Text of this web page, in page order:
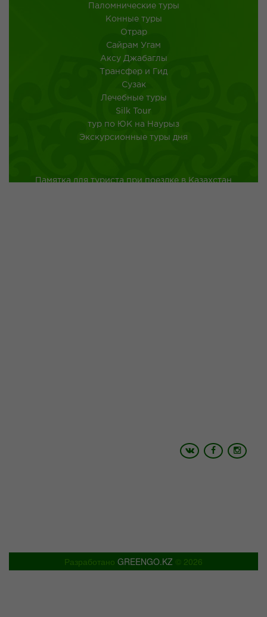
Паломнические туры
Конные туры
Отрар
Сайрам Угам
Аксу Джабаглы
Трансфер и Гид
Сузак
Лечебные туры
Silk Tour
тур по ЮК на Наурыз
Экскурсионные туры дня
Памятка для туриста при поездке в Казахстан
Разработано GREENGO.KZ © 2026